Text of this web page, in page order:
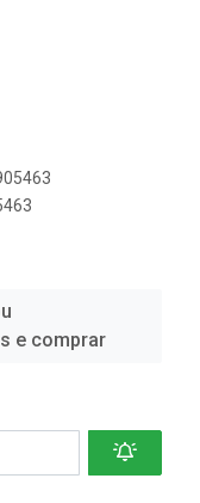
e comprar